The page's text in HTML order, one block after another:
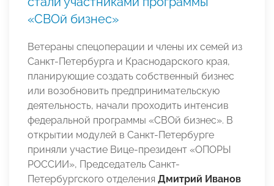
«СВОй бизнес»
Ветераны спецоперации и члены их семей из
Санкт-Петербурга и Краснодарского края,
планирующие создать собственный бизнес
или возобновить предпринимательскую
деятельность, начали проходить интенсив
федеральной программы «СВОй бизнес». В
открытии модулей в Санкт-Петербурге
приняли участие Вице-президент «ОПОРЫ
РОССИИ», Председатель Санкт-
Петербургского отделения Дмитрий Иванов